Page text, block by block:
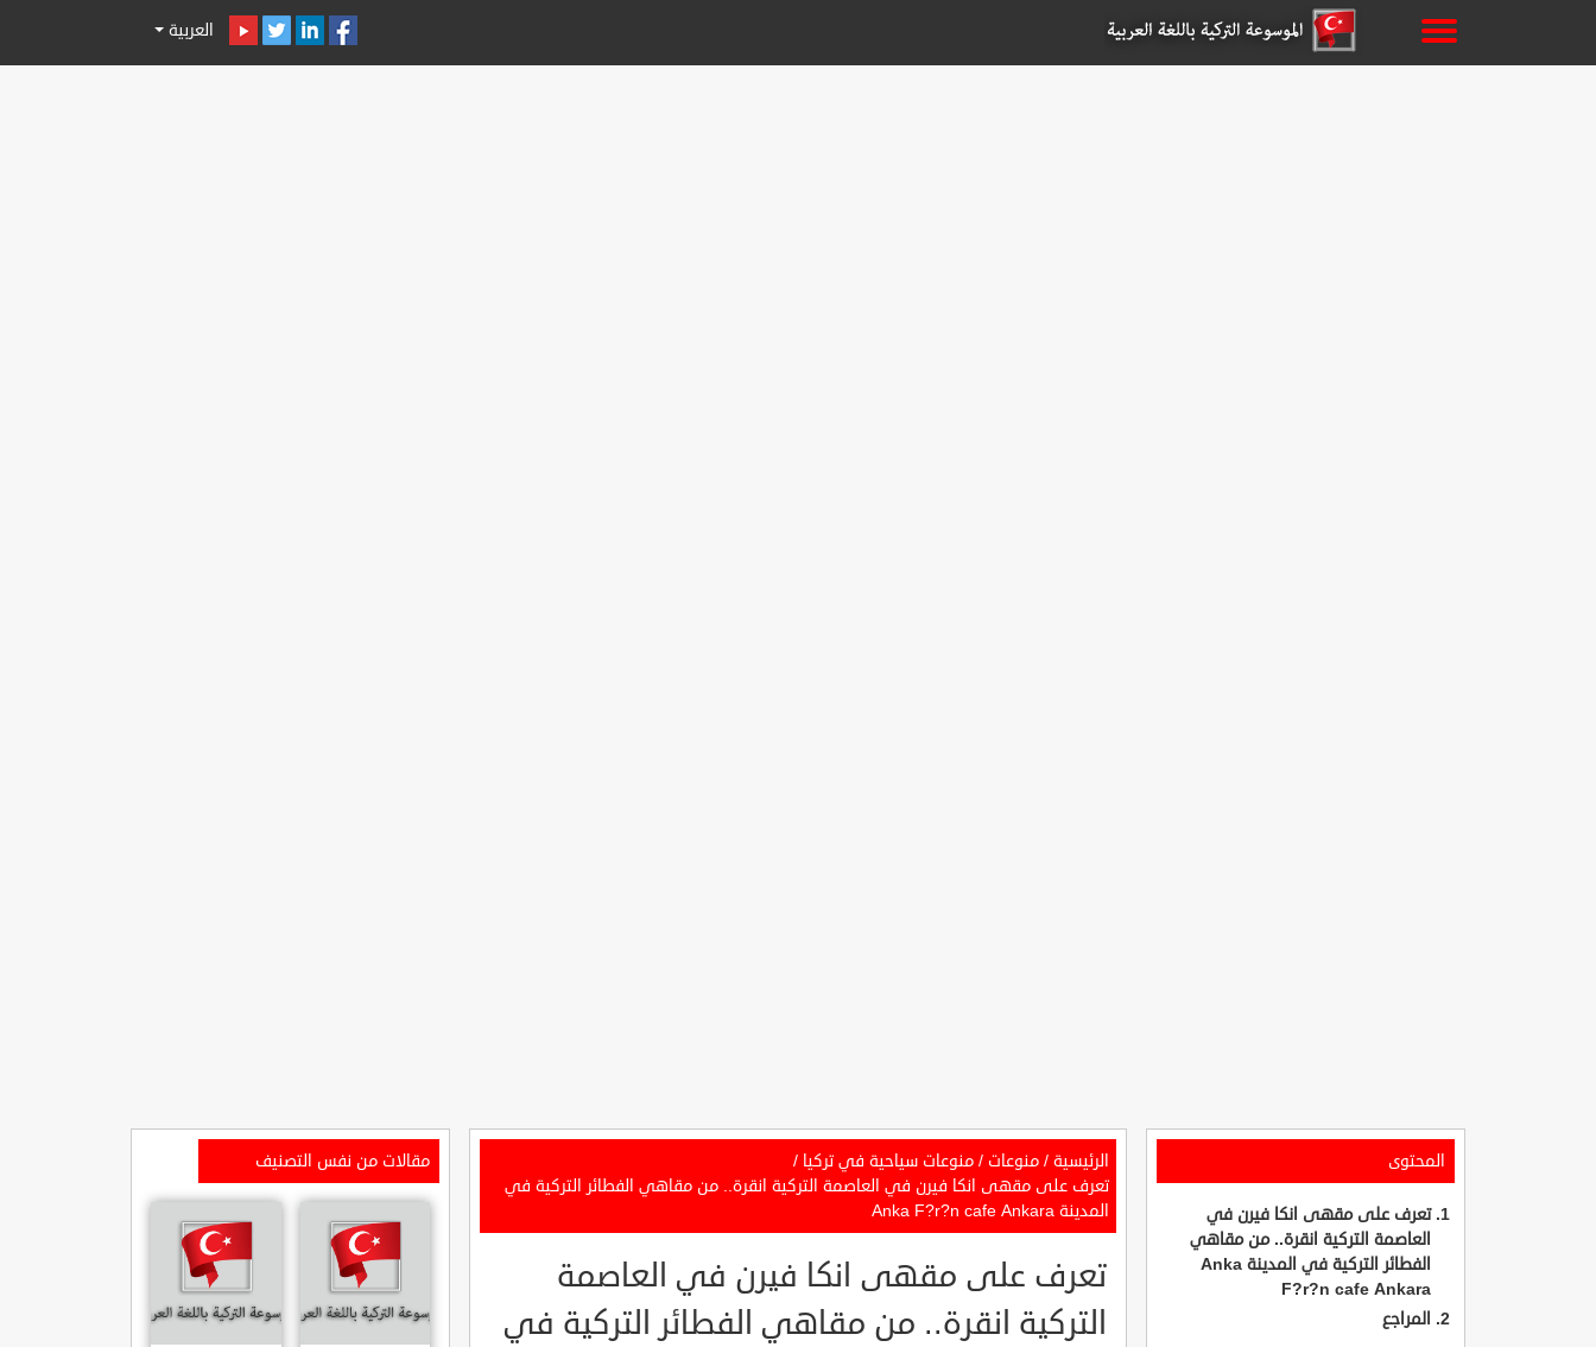
العربية
المحتوى
تعرف على مقهى انكا فيرن في
العاصمة التركية انقرة.. من مقاهي
الفطائر التركية في المدينة Anka
F?r?n cafe Ankara
المراجع
الرئيسية / منوعات / منوعات سياحية في تركيا /
تعرف على مقهى انكا فيرن في العاصمة التركية انقرة.. من مقاهي الفطائر التركية في
المدينة Anka F?r?n cafe Ankara
تعرف على مقهى انكا فيرن في العاصمة
التركية انقرة.. من مقاهي الفطائر التركية في
مقالات من نفس التصنيف